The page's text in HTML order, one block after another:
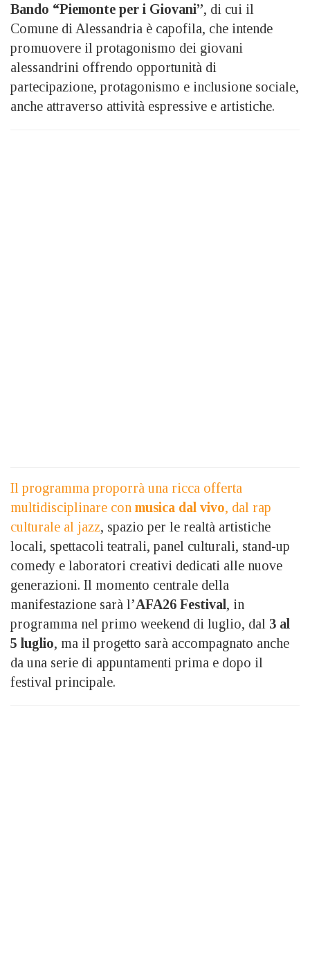
Bando “Piemonte per i Giovani”, di cui il
Comune di Alessandria è capofila, che intende
promuovere il protagonismo dei giovani
alessandrini offrendo opportunità di
partecipazione, protagonismo e inclusione sociale,
anche attraverso attività espressive e artistiche.
Il programma proporrà una ricca offerta
multidisciplinare con musica dal vivo, dal rap
culturale al jazz, spazio per le realtà artistiche
locali, spettacoli teatrali, panel culturali, stand-up
comedy e laboratori creativi dedicati alle nuove
generazioni. Il momento centrale della
manifestazione sarà l’AFA26 Festival , in
programma nel primo weekend di luglio, dal 3 al
5 luglio, ma il progetto sarà accompagnato anche
da una serie di appuntamenti prima e dopo il
festival principale.